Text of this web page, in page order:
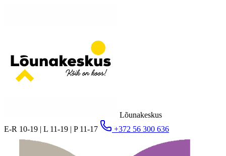
Lõunakeskus
E-R 10-19 | L 11-19 | P 11-17
+372 56 300 636